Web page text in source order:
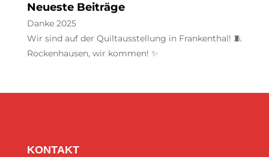
Neueste Beiträge
Danke 2025
Wir sind auf der Quiltausstellung in Frankenthal! 🧵
Rockenhausen, wir kommen! ✨
KONTAKT